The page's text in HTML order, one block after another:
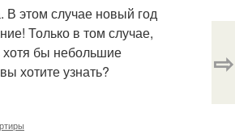
В этом случае новый год
Только в том случае,
хотя бы небольшие
хотите узнать?
⇨